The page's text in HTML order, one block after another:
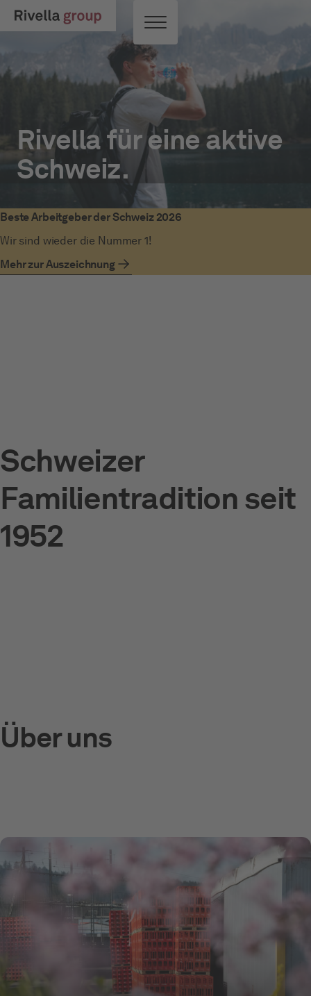
Zum Hauptinhalt springen
Toggle Menu
Rivella für eine aktive
Schweiz.
Beste Arbeitgeber der Schweiz 2026
Wir sind wieder die Nummer 1!
Mehr zur Auszeichnung
Schweizer
Familientradition seit
1952
Über uns